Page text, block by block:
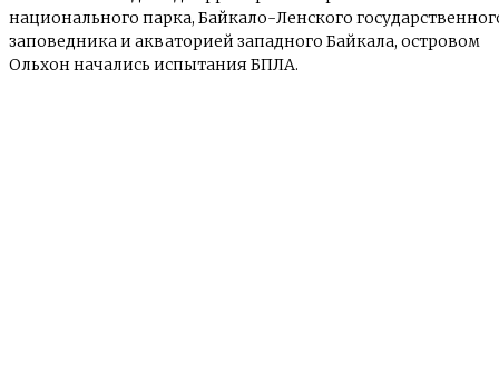
национального парка, Байкало-Ленского
заповедника и акваторией западного Байкала, островом
Ольхон начались испытания БПЛА.